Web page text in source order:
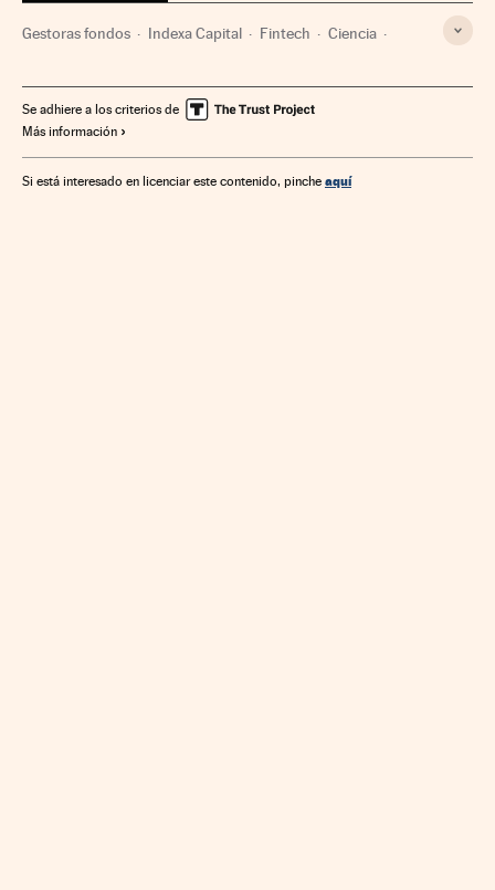
Gestoras fondos Indexa Capital Fintech Ciencia
Fondos inversión Internet Mercados financieros
Tecnología Economía Telecomunicaciones Industria
Se adhiere a los criterios de
Más información
Si está interesado en licenciar este contenido, pinche aquí